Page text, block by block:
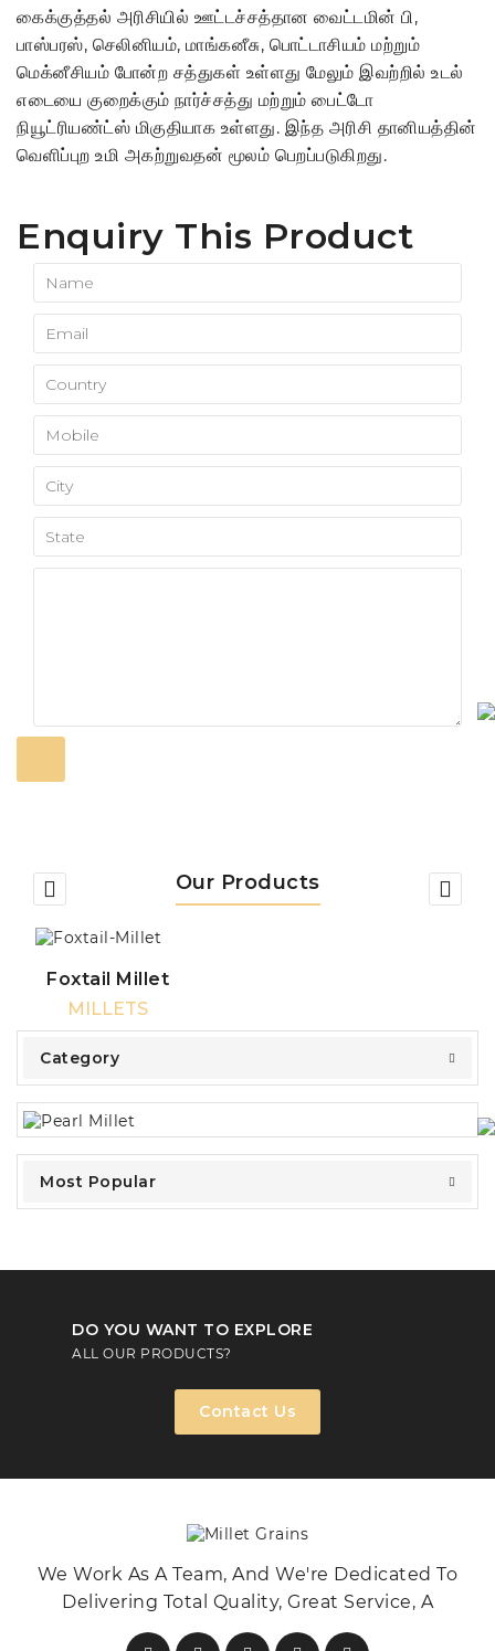
Category
Most Popular
கைக்குத்தல் அரிசியில் ஊட்டச்சத்தான வைட்டமின் பி,
பாஸ்பரஸ், செலினியம், மாங்கனீசு, பொட்டாசியம் மற்றும்
மெக்னீசியம் போன்ற சத்துகள் உள்ளது மேலும் இவற்றில் உடல்
எடையை குறைக்கும் நார்ச்சத்து மற்றும் பைட்டோ
நியூட்ரியண்ட்ஸ் மிகுதியாக உள்ளது. இந்த அரிசி தானியத்தின்
வெளிப்புற உமி அகற்றுவதன் மூலம் பெறப்படுகிறது.
Enquiry This Product
Our Products
Foxtail Millet
MILLETS
DO YOU WANT TO EXPLORE
ALL OUR PRODUCTS?
Contact Us
We Work As A Team, And We're Dedicated To
Delivering Total Quality, Great Service, A